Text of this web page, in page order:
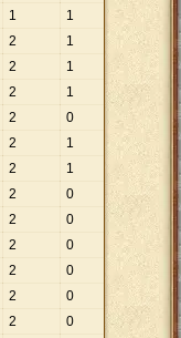
1
1
2
1
2
1
2
1
2
0
2
1
2
1
2
0
2
0
2
0
2
0
2
0
2 0